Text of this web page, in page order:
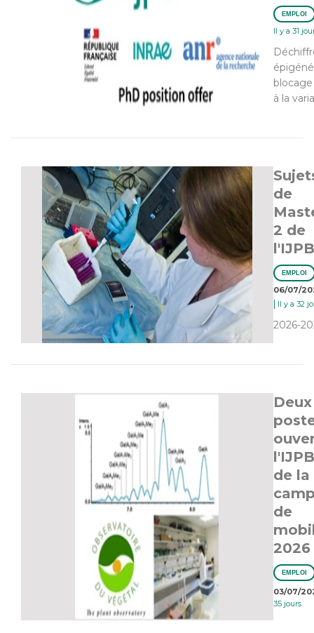
EMPLOI
Il y a 31
à la
de
2 de
l'IJPB
EMPLOI
06/07/
| Il y a 32
2026-
Deux
de la
de
2026
EMPLOI
03/07/
35 jours